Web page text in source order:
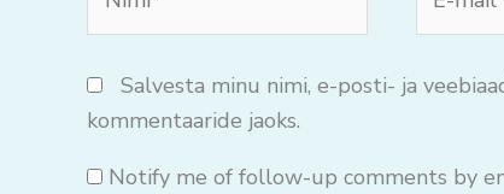
mail*
Salvesta minu nimi, e-posti- ja
kommentaaride jaoks.
Notify me of follow-up comments by